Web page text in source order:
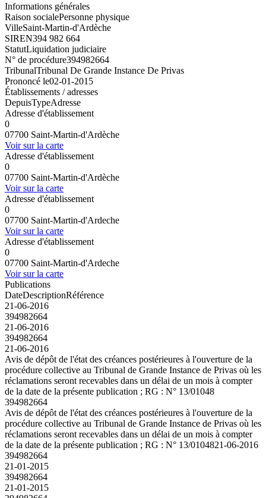
Informations générales
Raison socialePersonne physique
VilleSaint-Martin-d'Ardèche
SIREN394 982 664
StatutLiquidation judiciaire
N° de procédure394982664
TribunalTribunal De Grande Instance De Privas
Prononcé le02-01-2015
Établissements / adresses
DepuisTypeAdresse
Adresse d'établissement
0
07700 Saint-Martin-d'Ardèche
Voir sur la carte
Adresse d'établissement
0
07700 Saint-Martin-d'Ardèche
Voir sur la carte
Adresse d'établissement
0
07700 Saint-Martin-d'Ardeche
Voir sur la carte
Adresse d'établissement
0
07700 Saint-Martin-d'Ardeche
Voir sur la carte
Publications
DateDescriptionRéférence
21-06-2016
394982664
21-06-2016
394982664
21-06-2016
Avis de dépôt de l'état des créances postérieures à l'ouverture de la
procédure collective au Tribunal de Grande Instance de Privas où les
réclamations seront recevables dans un délai de un mois à compter
de la date de la présente publication ; RG : N° 13/01048
394982664
Avis de dépôt de l'état des créances postérieures à l'ouverture de la
procédure collective au Tribunal de Grande Instance de Privas où les
réclamations seront recevables dans un délai de un mois à compter
de la date de la présente publication ; RG : N° 13/0104821-06-2016
394982664
21-01-2015
394982664
21-01-2015